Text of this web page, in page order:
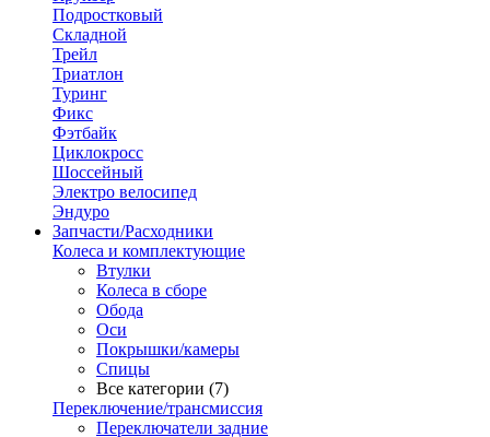
Подростковый
Складной
Трейл
Триатлон
Туринг
Фикс
Фэтбайк
Циклокросс
Шоссейный
Электро велосипед
Эндуро
Запчасти/Расходники
Колеса и комплектующие
Втулки
Колеса в сборе
Обода
Оси
Покрышки/камеры
Спицы
Все категории (7)
Переключение/трансмиссия
Переключатели задние